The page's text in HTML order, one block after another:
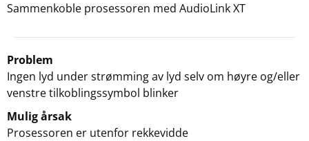
Sammenkoble prosessoren med AudioLink XT
Problem
Ingen lyd under strømming av lyd selv om høyre og/eller
venstre tilkoblingssymbol blinker
Mulig årsak
Prosessoren er utenfor rekkevidde